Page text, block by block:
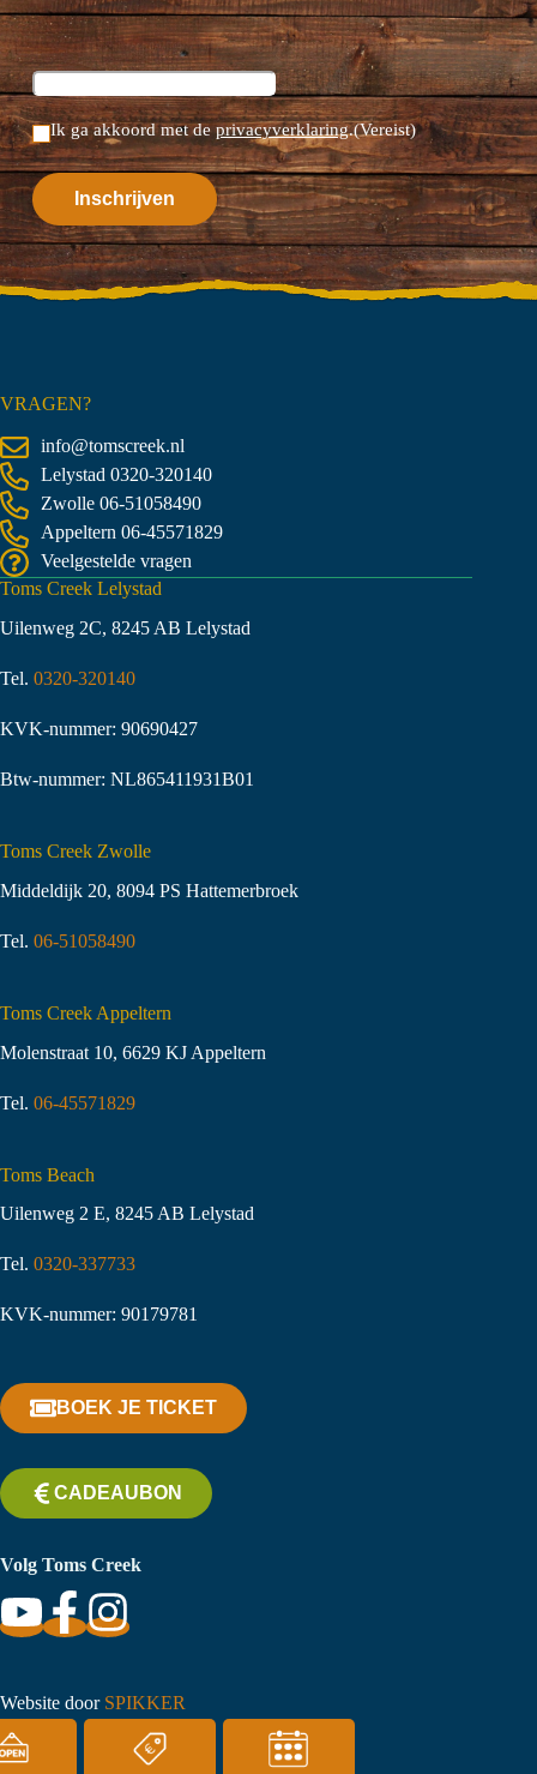
Ik ga akkoord met deprivacyverklaring.(Vereist)
VRAGEN?
info@tomscreek.nl
Lelystad 0320-320140
Zwolle 06-51058490
Appeltern 06-45571829
Veelgestelde vragen
Toms Creek Lelystad
Uilenweg 2C, 8245 AB Lelystad
Tel. 0320-320140
KVK-nummer: 90690427
Btw-nummer: NL865411931B01
Toms Creek Zwolle
Middeldijk 20, 8094 PS Hattemerbroek
Tel. 06-51058490
Toms Creek Appeltern
Molenstraat 10, 6629 KJ Appeltern
Tel. 06-45571829
Toms Beach
Uilenweg 2 E, 8245 AB Lelystad
Tel. 0320-337733
KVK-nummer: 90179781
Volg Toms Creek
BOEK JE TICKET
CADEAUBON
Website door SPIKKER